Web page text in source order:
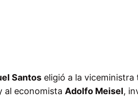
Santos eligió a la
al economista Adolfo Meisel,